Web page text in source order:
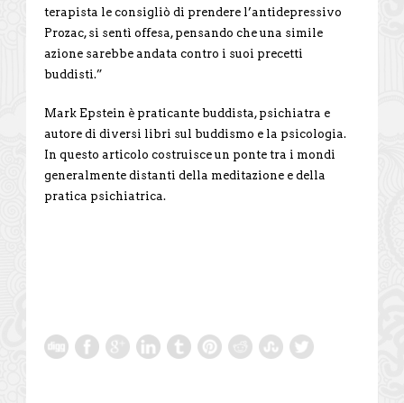
terapista le consigliò di prendere l’antidepressivo
Prozac, si sentì offesa, pensando che una simile
azione sarebbe andata contro i suoi precetti
buddisti.”
Mark Epstein è praticante buddista, psichiatra e
autore di diversi libri sul buddismo e la psicologia.
In questo articolo costruisce un ponte tra i mondi
generalmente distanti della meditazione e della
pratica psichiatrica.